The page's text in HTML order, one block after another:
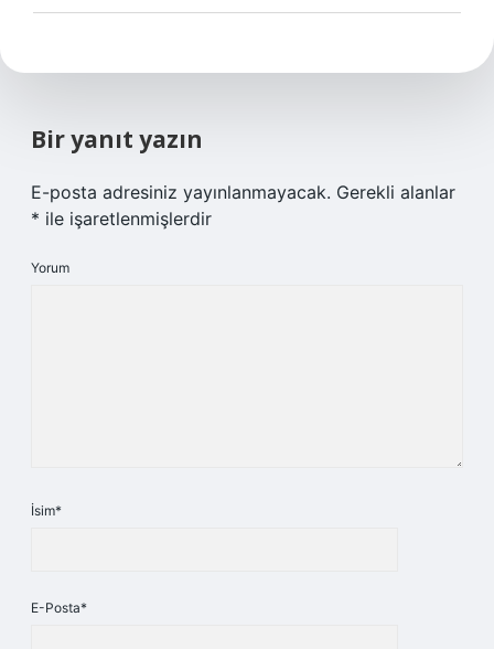
Bir yanıt yazın
E-posta adresiniz yayınlanmayacak. Gerekli alanlar
* ile işaretlenmişlerdir
Yorum
İsim*
E-Posta*